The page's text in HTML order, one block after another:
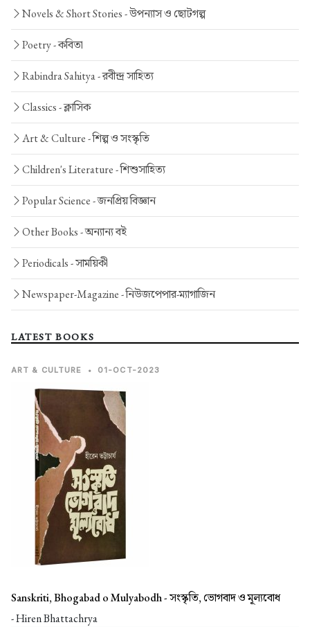
Novels & Short Stories -উপন্যাস ও ছোটগল্প
Poetry -কবিতা
Rabindra Sahitya -রবীন্দ্র সাহিত্য
Classics -ক্লাসিক
Art & Culture -শিল্প ও সংস্কৃতি
Children's Literature -শিশুসাহিত্য
Popular Science -জনপ্রিয় বিজ্ঞান
Other Books -অন্যান্য বই
Periodicals -সাময়িকী
Newspaper-Magazine -নিউজপেপার-ম্যাগাজিন
LATEST BOOKS
ART & CULTURE • 01-OCT-2023
Sanskriti, Bhogabad o Mulyabodh -সংস্কৃতি, ভোগবাদ ও মূল্যবোধ
- Hiren Bhattachrya